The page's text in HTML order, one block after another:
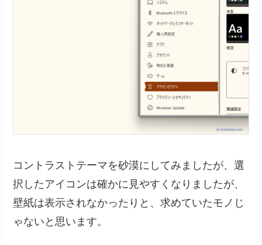
コントラストテーマを砂漠にしてみましたが、選
択したアイコンは確かに見やすくなりましたが、
壁紙は表示されなかったりと、求めていたモノじ
ゃないと思います。